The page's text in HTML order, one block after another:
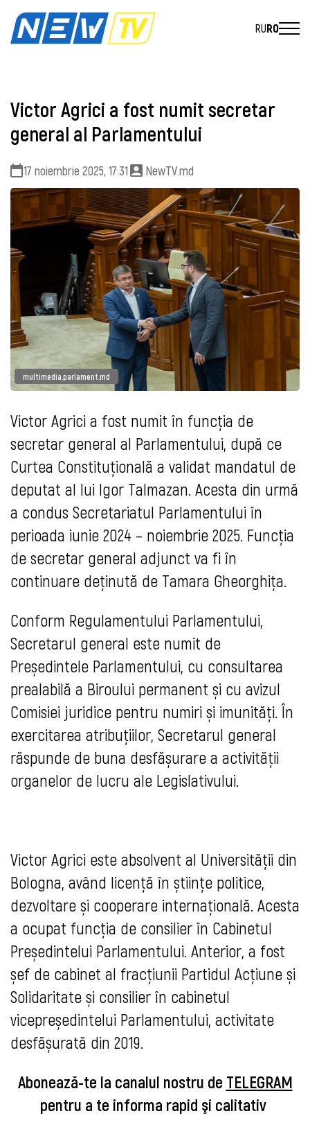
RURO
Victor Agrici a fost numit secretar
general al Parlamentului
17 noiembrie 2025, 17:31 NewTV.md
multimedia.parlament.md
Victor Agrici a fost numit în funcția de
secretar general al Parlamentului, după ce
Curtea Constituțională a validat mandatul de
deputat al lui Igor Talmazan. Acesta din urmă
a condus Secretariatul Parlamentului în
perioada iunie 2024 – noiembrie 2025. Funcția
de secretar general adjunct va fi în
continuare deținută de Tamara Gheorghița.
Conform Regulamentului Parlamentului,
Secretarul general este numit de
Președintele Parlamentului, cu consultarea
prealabilă a Biroului permanent și cu avizul
Comisiei juridice pentru numiri și imunități. În
exercitarea atribuțiilor, Secretarul general
răspunde de buna desfășurare a activității
organelor de lucru ale Legislativului.
Victor Agrici este absolvent al Universității din
Bologna, având licență în științe politice,
dezvoltare și cooperare internațională. Acesta
a ocupat funcția de consilier în Cabinetul
Președintelui Parlamentului. Anterior, a fost
șef de cabinet al fracțiunii Partidul Acțiune și
Solidaritate și consilier în cabinetul
vicepreședintelui Parlamentului, activitate
desfășurată din 2019.
Abonează-te la canalul nostru de TELEGRAM
pentru a te informa rapid şi calitativ